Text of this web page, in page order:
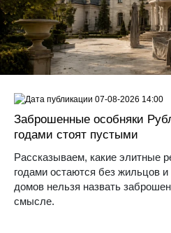
Заброшенные особняки
годами стоят пустыми
Рассказываем, какие элитные
годами остаются без жильцов
домов нельзя назвать
смысле.
07-08-2026 14:00